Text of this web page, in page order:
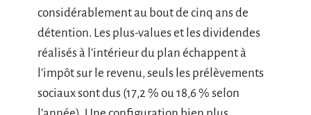
considérablement au bout de cinq ans de
détention. Les plus-values et les dividendes
réalisés à l’intérieur du plan échappent à
l’impôt sur le revenu, seuls les prélèvements
sociaux sont dus (17,2 % ou 18,6 % selon